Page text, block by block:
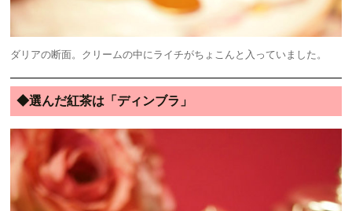
ダリアの断面。クリームの中にライチがちょこんと入っていました。
◆選んだ紅茶は「ディンブラ」